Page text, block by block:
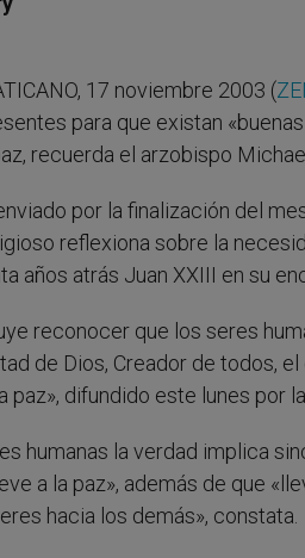
17 noviembre 2003 (
para que existan
recuerda el arzobispo
por la finalización del
reflexiona sobre la
años atrás Juan XXIII en su
reconocer que los seres
de Dios, Creador de todos,
paz», difundido este lunes por
humanas la verdad implica
a la paz», además de que
hacia los demás», constata.